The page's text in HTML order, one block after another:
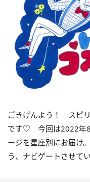
ごきげんよう！ スピ
です♡ 今回は2022年8
ージを星座別にお届け
う、ナビゲートさせて